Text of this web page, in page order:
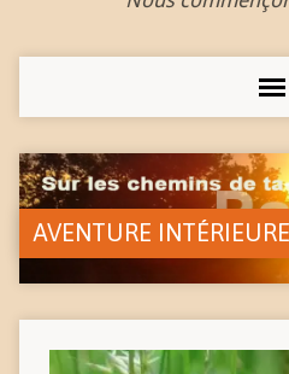
AVENTURE INTÉRIEURE